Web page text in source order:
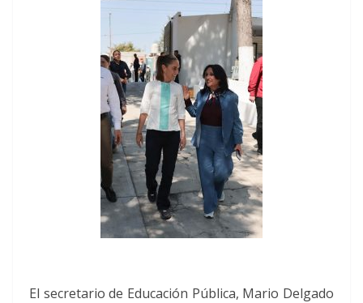
El secretario de Educación Pública, Mario Delgado